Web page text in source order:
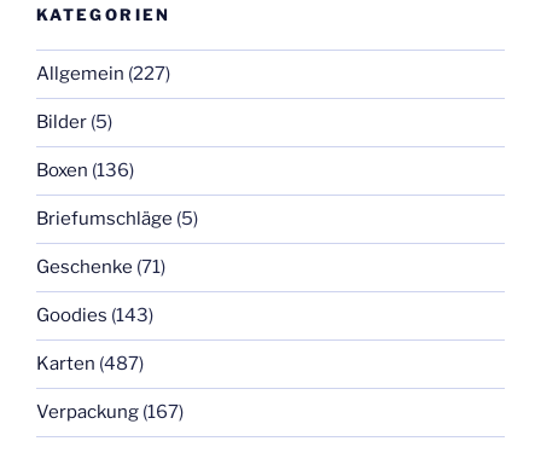
KATEGORIEN
Allgemein (227)
Bilder (5)
Boxen (136)
Briefumschläge (5)
Geschenke (71)
Goodies (143)
Karten (487)
Verpackung (167)